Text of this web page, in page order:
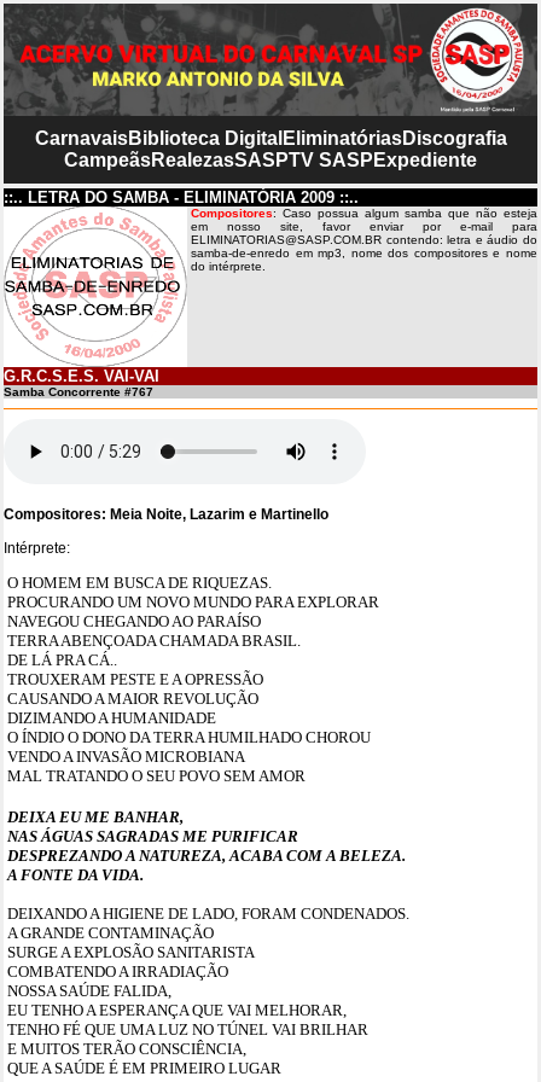
CarnavaisBiblioteca Digital EliminatóriasDiscografia
CampeãsRealezasSASPTV SASP Expediente
::.. LETRA DO SAMBA - ELIMINATÓRIA 2009 ::..
Compositores: Caso possua algum samba que não esteja
em nosso site, favor enviar por e-mail para
ELIMINATORIAS@SASP.COM.BR contendo: letra e áudio do
samba-de-enredo em mp3, nome dos compositores e nome
do intérprete.
G.R.C.S.E.S. VAI-VAI
Samba Concorrente #767
Compositores: Meia Noite, Lazarim e Martinello
Intérprete:
O HOMEM EM BUSCA DE RIQUEZAS.
PROCURANDO UM NOVO MUNDO PARA EXPLORAR
NAVEGOU CHEGANDO AO PARAÍSO
TERRA ABENÇOADA CHAMADA BRASIL.
DE LÁ PRA CÁ..
TROUXERAM PESTE E A OPRESSÃO
CAUSANDO A MAIOR REVOLUÇÃO
DIZIMANDO A HUMANIDADE
O ÍNDIO O DONO DA TERRA HUMILHADO CHOROU
VENDO A INVASÃO MICROBIANA
MAL TRATANDO O SEU POVO SEM AMOR
DEIXA EU ME BANHAR,
NAS ÁGUAS SAGRADAS ME PURIFICAR
DESPREZANDO A NATUREZA, ACABA COM A BELEZA.
A FONTE DA VIDA.
DEIXANDO A HIGIENE DE LADO, FORAM CONDENADOS.
A GRANDE CONTAMINAÇÃO
SURGE A EXPLOSÃO SANITARISTA
COMBATENDO A IRRADIAÇÃO
NOSSA SAÚDE FALIDA,
EU TENHO A ESPERANÇA QUE VAI MELHORAR,
TENHO FÉ QUE UMA LUZ NO TÚNEL VAI BRILHAR
E MUITOS TERÃO CONSCIÊNCIA,
QUE A SAÚDE É EM PRIMEIRO LUGAR